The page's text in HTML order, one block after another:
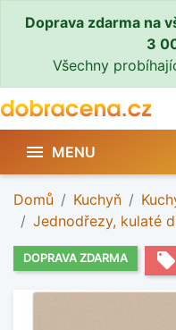
Doprava zdarma na
3
Všechny
 MENU
Domů Kuchyň
Jednodřezy, kulaté
DOPRAVA ZDARMA local_offer